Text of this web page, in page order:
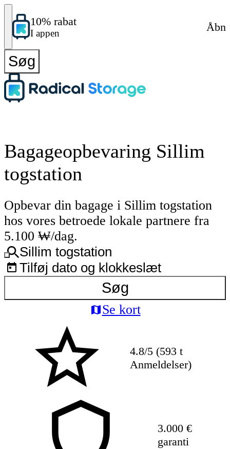
10% rabat
I appen
Åbn
Søg
Bagageopbevaring Sillim
togstation
Opbevar din bagage i Sillim togstation
hos vores betroede lokale partnere fra
5.100 ₩/dag.
Sillim togstation
Tilføj dato og klokkeslæt
Søg
Se kort
4.8/5 (593 t
Anmeldelser)
3.000 €
garanti